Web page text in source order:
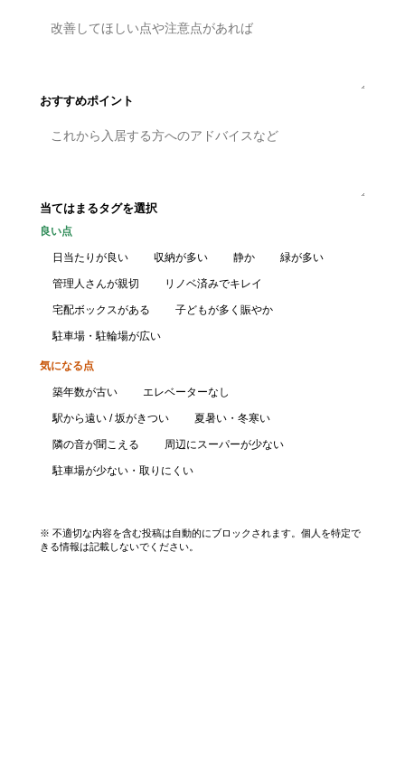
おすすめポイント
当てはまるタグを選択
良い点
日当たりが良い 収納が多い 静か 緑が多い
管理人さんが親切 リノベ済みでキレイ
宅配ボックスがある 子どもが多く賑やか
駐車場・駐輪場が広い
気になる点
築年数が古い エレベーターなし
駅から遠い / 坂がきつい 夏暑い・冬寒い
隣の音が聞こえる 周辺にスーパーが少ない
駐車場が少ない・取りにくい
※ 不適切な内容を含む投稿は自動的にブロックされます。個人を特定で
きる情報は記載しないでください。